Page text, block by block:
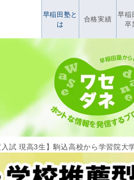
早稲田塾と
は
合格実績
早稲
卒
入試 現高3生】駒込高校から学習院大